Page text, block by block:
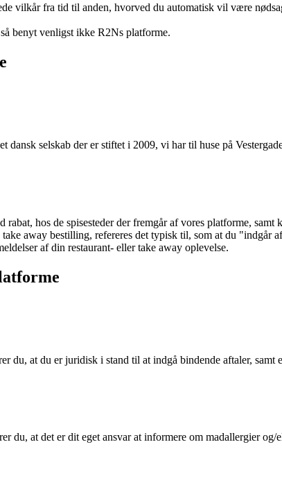
vilkår fra tid til anden, hvorved du automatisk vil være
benyt venligst ikke R2Ns platforme.
dansk selskab der er stiftet i 2009, vi har til huse på
hos de spisesteder der fremgår af vores platforme,
away bestilling, refereres det typisk til, som at du "indgår
af din restaurant- eller take away oplevelse.
du, at du er juridisk i stand til at indgå bindende aftaler, samt
du, at det er dit eget ansvar at informere om madallergier